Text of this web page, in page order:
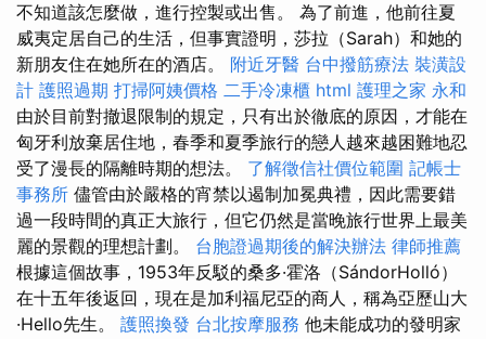
不知道該怎麼做，進行控製或出售。 為了前進，他前往夏
威夷定居自己的生活，但事實證明，莎拉（Sarah）和她的
新朋友住在她所在的酒店。 附近牙醫 台中撥筋療法 裝潢設
計 護照過期 打掃阿姨價格 二手冷凍櫃 html 護理之家 永和
由於目前對撤退限制的規定，只有出於徹底的原因，才能在
匈牙利放棄居住地，春季和夏季旅行的戀人越來越困難地忍
受了漫長的隔離時期的想法。 了解徵信社價位範圍 記帳士
事務所 儘管由於嚴格的宵禁以遏制加冕典禮，因此需要錯
過一段時間的真正大旅行，但它仍然是當晚旅行世界上最美
麗的景觀的理想計劃。 台胞證過期後的解決辦法 律師推薦
根據這個故事，1953年反駁的桑多·霍洛（SándorHolló）
在十五年後返回，現在是加利福尼亞的商人，稱為亞歷山大
·Hello先生。 護照換發 台北按摩服務 他未能成功的發明家